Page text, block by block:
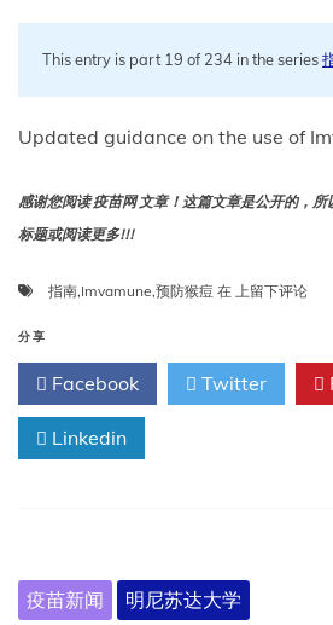
苗，
苗，
制
实
委
国，
2023
This entry is part 19 of 234 in the series
Updated guidance on the use of
感谢您阅读 疫苗网 文章！这篇文章是公开的，
标题或阅读更多!!!
指南,Imvamune,预防猴痘 在 使
预
防
猴
上留下评论
分享
Facebook Twitter
Linkedin
疫苗新闻 明尼苏达大学